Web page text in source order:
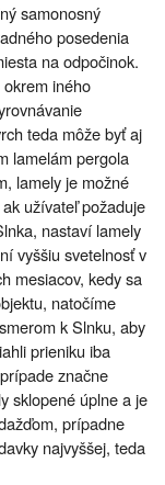
samonosný
posedenia
na odpočinok.
iného
teda môže byť aj
lamelám pergola
lamely je možné
užívateľ požaduje
nastaví lamely
vyššiu svetelnosť v
mesiacov, kedy sa
natočíme
k Slnku, aby
prieniku iba
značne
sklopené úplne a je
prípadne
najvyššej, teda